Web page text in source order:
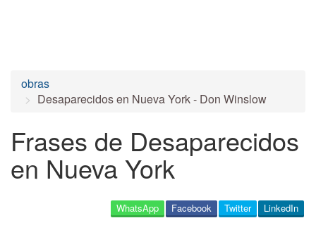
obras
Desaparecidos en Nueva York - Don Winslow
Frases de Desaparecidos
en Nueva York
LinkedIn
Twitter
Facebook
WhatsApp